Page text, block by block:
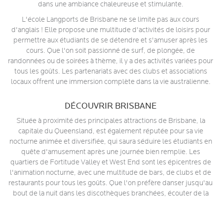
dans une ambiance chaleureuse et stimulante.
L'école Langports de Brisbane ne se limite pas aux cours
d'anglais ! Elle propose une multitude d'activités de loisirs pour
permettre aux étudiants de se détendre et s'amuser après les
cours. Que l'on soit passionné de surf, de plongée, de
randonnées ou de soirées à thème, il y a des activités variées pour
tous les goûts. Les partenariats avec des clubs et associations
locaux offrent une immersion complète dans la vie australienne.
DÉCOUVRIR BRISBANE
Située à proximité des principales attractions de Brisbane, la
capitale du Queensland, est également réputée pour sa vie
nocturne animée et diversifiée, qui saura séduire les étudiants en
quête d'amusement après une journée bien remplie. Les
quartiers de Fortitude Valley et West End sont les épicentres de
l'animation nocturne, avec une multitude de bars, de clubs et de
restaurants pour tous les goûts. Que l'on préfère danser jusqu'au
bout de la nuit dans les discothèques branchées, écouter de la